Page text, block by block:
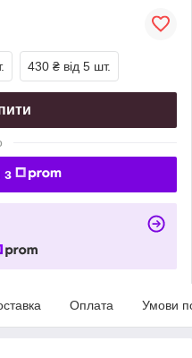
430 ₴ від 5 шт.
з
Оплата Умови